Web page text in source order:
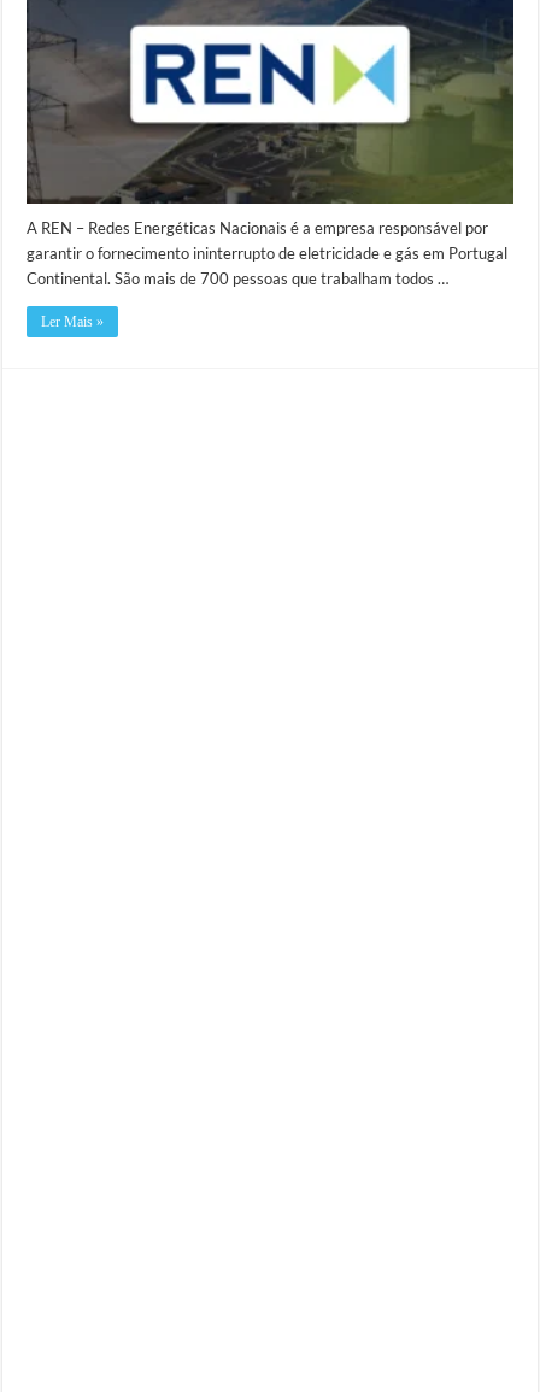
A REN – Redes Energéticas Nacionais é a empresa responsável por
garantir o fornecimento ininterrupto de eletricidade e gás em Portugal
Continental. São mais de 700 pessoas que trabalham todos …
Ler Mais »